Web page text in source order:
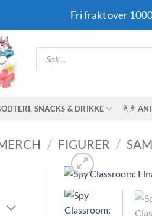
Fri frakt over
Products
search
SNACKS & DRIKKE
/ FIGURER /